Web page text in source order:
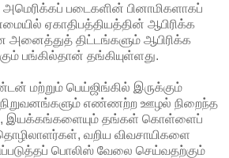
படைகளின் பினாமிகளாகப்
ஏகாதிபத்தியத்தின் ஆபிரிக்க
திட்டங்களும் ஆபிரிக்க
பங்கில்தான் தங்கியுள்ளது.
மற்றும் பெய்ஜிங்கில் இருக்கும்
எண்ணற்ற ஊழல் நிறைந்த
இயக்கங்களையும் தங்கள் கொள்ளைப்
வறிய விவசாயிகளை
பொலிஸ் வேலை செய்வதற்கும்